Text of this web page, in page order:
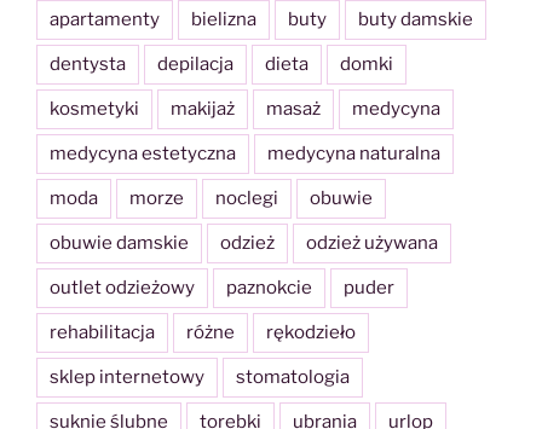
apartamenty bielizna buty buty damskie
dentysta depilacja dieta domki
kosmetyki makijaż masaż medycyna
medycyna estetyczna medycyna naturalna
moda morze noclegi obuwie
obuwie damskie odzież odzież używana
outlet odzieżowy paznokcie puder
rehabilitacja różne rękodzieło
sklep internetowy stomatologia
suknie ślubne torebki ubrania urlop